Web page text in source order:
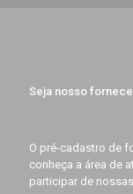
Seja nosso
O pré-cadastro de
conheça a área de
participar de